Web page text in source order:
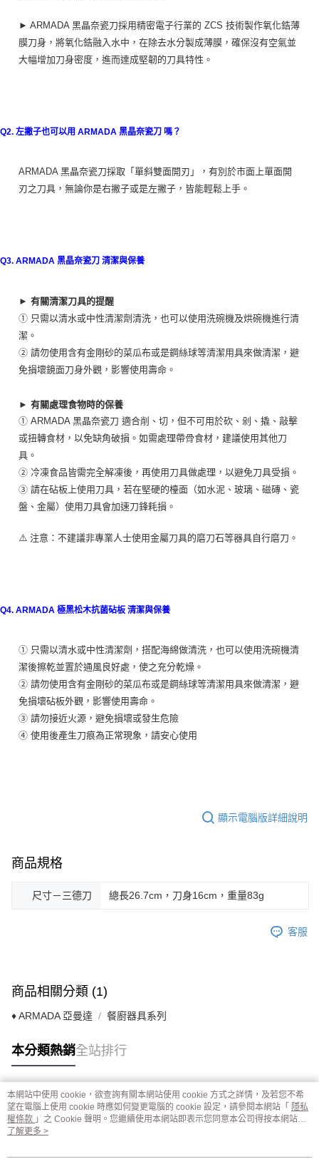
► ARMADA 黑晶奈瓷刀採用精密電子行業的 ZCS 技術製作氧化鋯薄
膜刀身，將氧化鋯融入水中，在除去水分製成薄膜，確保沒有空氣並
大幅增加刀身密度，進而達成堅韌的刀具特性。
Q2. 左撇子也可以用 ARMADA 黑晶奈瓷刀 嗎？
ARMADA 黑晶奈瓷刀採取「單斜雙面開刃」，有別於市面上單面開
刃之刀具，無論你是右撇子或是左撇子，皆能輕鬆上手。
Q3. ARMADA 黑晶奈瓷刀 清潔與保養
► 有關清潔刀具的提醒
① 只需以清水或中性清潔劑清洗，也可以使用洗碗機及烘碗機進行清
潔。
② 請勿使用含有金剛砂的菜瓜布或是鋼絲球等清潔用具來做清潔，避
免損壞鏡面刀身外觀，影響使用壽命。
► 有關處理食物時的保養
① ARMADA 黑晶奈瓷刀 適合削、切，但不可用於砍、剁、撬、敲擊
或扭轉食材，以免缺角破損。如需處理帶骨食材，建議使用其他刀
具。
② 冷凍食品皆需完全解凍後，再使用刀具做處理，以避免刀具受損。
③ 請在砧板上使用刀具，若在堅硬的檯面（如水泥、玻璃、磁磚、瓷
盤、金屬）使用刀具會加速刀鋒耗損。
⚠️ 注意：不建議非專業人士使用金屬刀具的磨刀石等器具自行磨刀。
Q4. ARMADA 極黑松木抗菌砧板 清潔與保養
① 只需以清水或中性清潔劑，搭配海綿做清洗，也可以使用洗碗機清
潔後擦乾並置於通風良好處，使之充分乾燥。
② 請勿使用含有金剛砂的菜瓜布或是鋼絲球等清潔用具來做清潔，避
免損壞砧板外觀，影響使用壽命。
③ 請勿接近火源，避免損壞或發生危險
④ 使用後產生刀痕為正常現象，請安心使用
顯示電腦版詳細說明
商品規格
尺寸－三德刀 總長26.7cm，刀身16cm，重量83g
客服
商品相關分類 (1)
♦ ARMADA 亞曼達 餐廚器具系列
本分類熱銷全站排行
熱門標籤
本網站中使用 cookie，欲查詢有關本網站使用 cookie 方式之詳情，及若您不希
望在電腦上使用 cookie 時應如何變更電腦的 cookie 設定，請參閱本網站「 隱私
權條款 」之 Cookie 聲明。您繼續使用本網站即表示您同意本公司得按本網站使
用條款之 Cookie 聲明使用 cookie。
了解更多 >